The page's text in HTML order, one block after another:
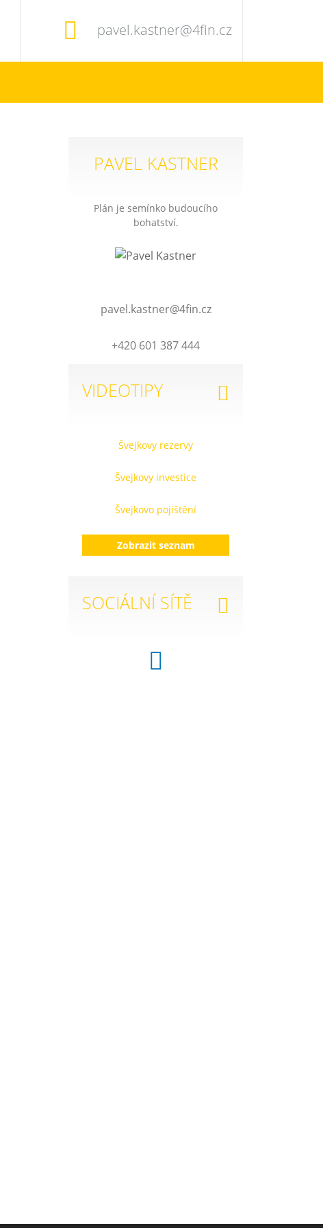
pavel.kastner@4fin.cz
PAVEL KASTNER
Plán je semínko budoucího
bohatství.
pavel.kastner@4fin.cz
+420 601 387 444
VIDEOTIPY
Švejkovy rezervy
Švejkovy investice
Švejkovo pojištění
Zobrazit seznam
SOCIÁLNÍ SÍTĚ